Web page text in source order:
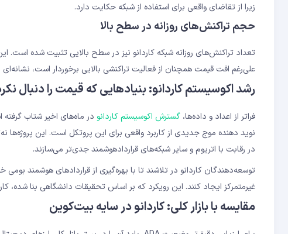
زیرا از تقاضای واقعی برای استفاده از شبکه حکایت دارد.
حجم تراکنش‌های روزانه در سطح بالا
تعداد تراکنش‌های روزانه شبکه کاردانو نیز در سطح بالایی تثبیت شده است.
علی‌رغم افت قیمت همچنان از فعالیت تراکنشی بالایی برخوردار است،
رشد اکوسیستم کاردانو: بنیادهایی که قیمت را دنبال
فراتر از اعداد و داده‌ها، گسترش اکوسیستم کاردانو
در رقابت با اتریوم و سایر شبکه‌های قراردادهوشمند جدی‌تر می‌سازند.
غیرمتمرکز ایجاد کنند. این رویکرد که بر اساس تحقیقات دانشگاهی بنا شده،
مقایسه با بازار کلی: کاردانو در سایه بیت‌کوین